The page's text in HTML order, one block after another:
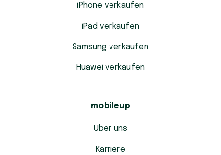
iPhone verkaufen
iPad verkaufen
Samsung verkaufen
Huawei verkaufen
mobileup
Über uns
Karriere